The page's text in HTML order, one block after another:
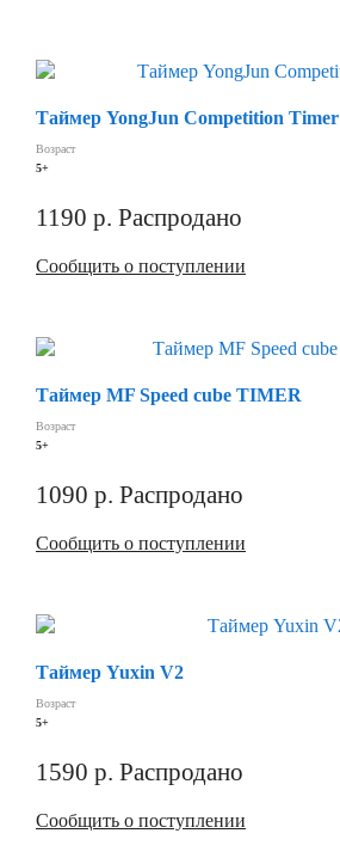
Таймер YongJun Competition Timer
Возраст
5+
1190 р. Распродано
Сообщить о поступлении
Таймер MF Speed cube TIMER
Возраст
5+
1090 р. Распродано
Сообщить о поступлении
Таймер Yuxin V2
Возраст
5+
1590 р. Распродано
Сообщить о поступлении